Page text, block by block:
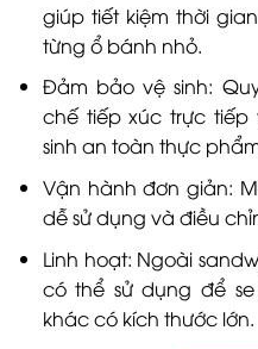
giúp tiết kiệm thời
từng ổ bánh nhỏ.
Đảm bảo vệ sinh:
chế tiếp xúc trực
sinh an toàn thực
Vận hành đơn giản:
dễ sử dụng và điều
Linh hoạt: Ngoài
có thể sử dụng để
khác có kích thước lớn.